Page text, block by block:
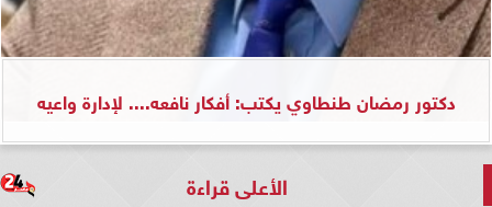
دكتور رمضان طنطاوي يكتب: أفكار نافعه.... لإدارة واعيه
الأعلى قراءة